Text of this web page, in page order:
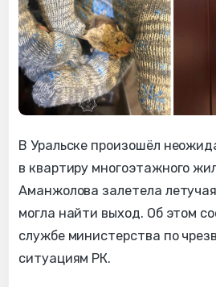
В Уральске произошёл
в квартиру многоэтажного
Аманжолова залетела
могла найти выход. Об этом
службе министерства по
ситуациям РК.